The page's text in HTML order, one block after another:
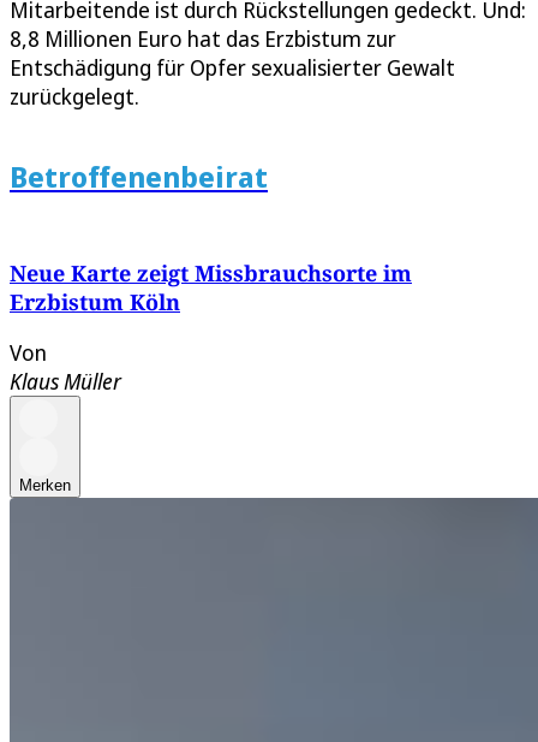
Mitarbeitende ist durch Rückstellungen gedeckt. Und:
8,8 Millionen Euro hat das Erzbistum zur
Entschädigung für Opfer sexualisierter Gewalt
zurückgelegt.
Betroffenenbeirat
Neue Karte zeigt Missbrauchsorte im
Erzbistum Köln
Von
Klaus Müller
Merken